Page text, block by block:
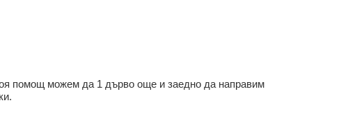
помощ можем да 1 дърво още и заедно да направим